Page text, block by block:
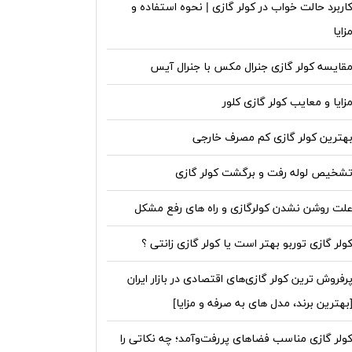
کاربرد حالت خواب در کولر گازی | نحوه استفاده و
مزایا
مقایسه کولر گازی جنرال مکس با جنرال آیس
مزایا و معایب کولر گازی کلور
بهترین کولر گازی کم مصرف خارجی
تشخیص لوله رفت و برگشت کولر گازی
علت روشن نشدن کولرگازی و راه های رفع مشکل
کولر گازی توربو بهتر است یا کولر گازی زانتی ؟
پرفروش‌ ترین کولر گازی‌های اقتصادی در بازار ایران
[بهترین برند، مدل های به صرفه و مزایا]
کولر گازی مناسب فضاهای پررفت‌وآمد؛ چه نکاتی را